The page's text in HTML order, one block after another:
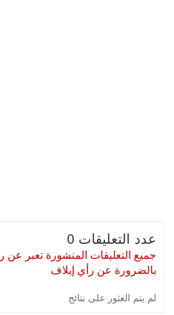
عدد التعليقات 0
جميع التعليقات المنشورة تعبر عن
بالضرورة عن رأي إيلاف
لم يتم العثور على نتائج